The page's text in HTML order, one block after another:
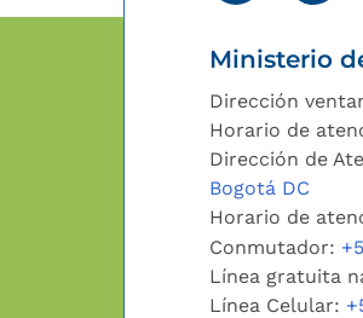
Ministerio
Dirección
Horario de
Dirección de
Bogotá DC
Horario de
Conmutador:
Línea gratuita
Línea Celular: